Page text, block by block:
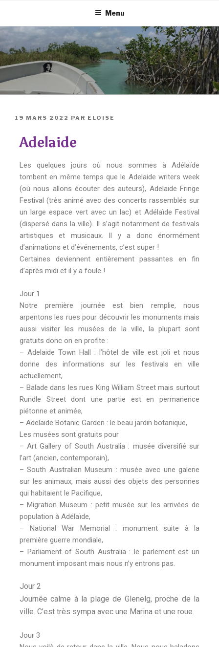
Menu
19 MARS 2022 PAR ELOISE
Adelaide
Les quelques jours où nous sommes à Adélaïde
tombent en même temps que le Adelaide writers week
(où nous allons écouter des auteurs), Adelaide Fringe
Festival (très animé avec des concerts rassemblés sur
un large espace vert avec un lac) et Adélaïde Festival
(dispersé dans la ville). Il s’agit notamment de festivals
artistiques et musicaux. Il y a donc énormément
d’animations et d’événements, c’est super !
Certaines deviennent entièrement passantes en fin
d’après midi et il y a foule !
Jour 1
Notre première journée est bien remplie, nous
arpentons les rues pour découvrir les monuments mais
aussi visiter les musées de la ville, la plupart sont
gratuits donc on en profite :
– Adelaide Town Hall : l’hôtel de ville est joli et nous
donne des informations sur les festivals en ville
actuellement,
– Balade dans les rues King William Street mais surtout
Rundle Street dont une partie est en permanence
piétonne et animée,
– Adelaide Botanic Garden : le beau jardin botanique,
Les musées sont gratuits pour
– Art Gallery of South Australia : musée diversifié sur
l’art (ancien, contemporain),
– South Australian Museum : musée avec une galerie
sur les animaux, mais aussi des objets des personnes
qui habitaient le Pacifique,
– Migration Museum : petit musée sur les arrivées de
population à Adélaïde,
– National War Memorial : monument suite à la
première guerre mondiale,
– Parliament of South Australia : le parlement est un
monument imposant mais nous n’y entrons pas.
Jour 2
Journée calme à la plage de Glenelg, proche de la
ville. C’est très sympa avec une Marina et une roue.
Jour 3